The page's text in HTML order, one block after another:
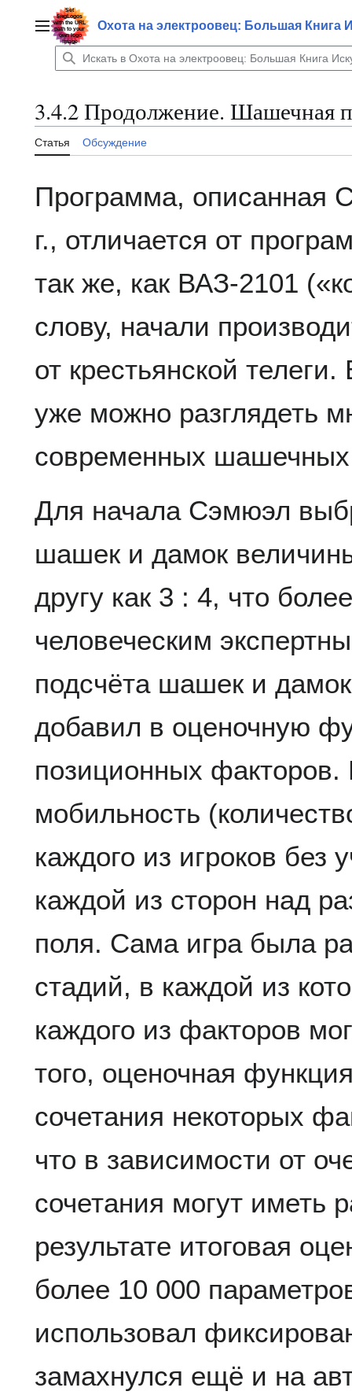
содержаниюГлавное менюОхота на электроовец: Большая Книга
3.4.2 Продолжение. Шашечная
Статья Обсуждение
Программа, описанная
г., отличается от
так же, как ВАЗ-2101
слову, начали
от крестьянской
уже можно разглядеть
современных
Для начала Сэмюэл
шашек и дамок
другу как 3 : 4, что
человеческим
подсчёта шашек и
добавил в оценочную
позиционных
мобильность
каждого из игроков без
каждой из сторон над
поля. Сама игра была
стадий, в каждой из
каждого из факторов
того, оценочная
сочетания некоторых
что в зависимости от
сочетания могут иметь
результате итоговая
более 10 000
использовал
замахнулся ещё и на